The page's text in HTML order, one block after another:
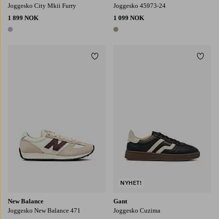
Joggesko City Mkii Furry
1 899 NOK
1 farge
Joggesko 45973-24
1 099 NOK
1 farge
New Balance
Joggesko New Balance 471
Legg til favoritter
Gant
Joggesko Cuzima
NYHET!